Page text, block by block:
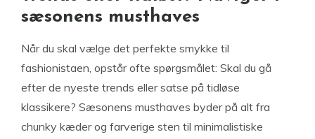
sæsonens musthaves
Når du skal vælge det perfekte smykke til
fashionistaen, opstår ofte spørgsmålet: Skal du gå
efter de nyeste trends eller satse på tidløse
klassikere? Sæsonens musthaves byder på alt fra
chunky kæder og farverige sten til minimalistiske